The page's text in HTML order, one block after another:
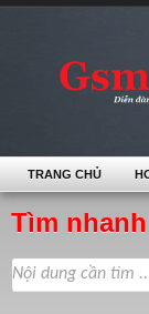
Tìm
TRANG CHỦ